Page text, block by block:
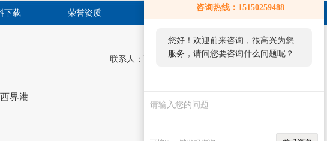
咨询热线：15150259488
您好！欢迎前来咨询，很高兴为您
服务，请问您要咨询什么问题呢？
下载 荣誉资质 联系方式
界港
联系人：高经理，陈经理